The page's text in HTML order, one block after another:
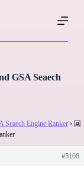
GSA Seaech
Seaech Engine Ranker › 回
#5108